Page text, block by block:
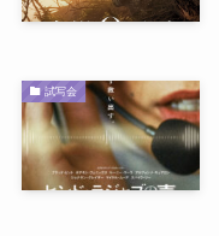
試写会